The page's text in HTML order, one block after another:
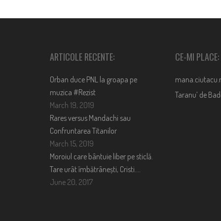
ARTICOLE RECENTE:
Orban duce PNL la groapa pe
muzica #Rezist
March 19, 2019
Rares versus Mandachi sau
Confruntarea Titanilor
March 15, 2019
Moroiul care bântuie liber pe sticlă.
Tare urât îmbătrânești, Cristi….
June 20, 2017
CE-MI PLACE:
Taranu’ de